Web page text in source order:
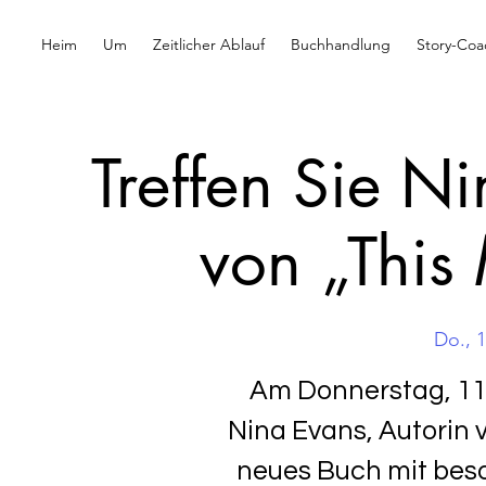
Heim Um Zeitlicher Ablauf Buchhandlung Story-
Treffen Sie
von
Do.,
Am Donnerstag,
Nina Evans, Autorin
neues Buch mit